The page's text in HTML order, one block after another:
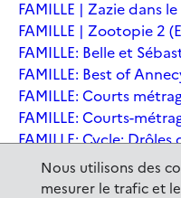
Nous utilisons des
mesurer le trafic et
FAMILLE | Zazie dans
FAMILLE | Zootopie 2
FAMILLE: Belle et
FAMILLE: Best of
FAMILLE: Courts
FAMILLE: Courts-
FAMILLE: Cycle:
FAMILLE: En sortant
FAMILLE: Ernest et